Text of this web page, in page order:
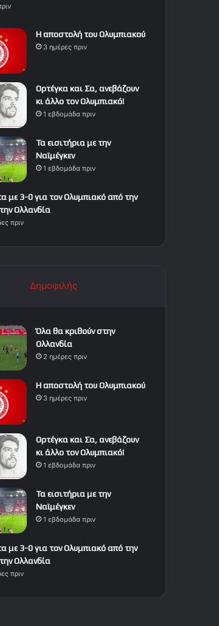
Η αποστολή του Ολυμπιακού
3 ημέρες πριν
Ορτέγκα και Σα, ανεβάζουν
κι άλλο τον Ολυμπιακό!
1 εβδομάδα πριν
Τα εισιτήρια με την
Ναϊμέγκεν
1 εβδομάδα πριν
με 3-0 για τον Ολυμπιακό από την
Ολλανδία
πριν
Δημοφιλής
Όλα θα κριθούν στην
Ολλανδία
2 ημέρες πριν
Η αποστολή του Ολυμπιακού
3 ημέρες πριν
Ορτέγκα και Σα, ανεβάζουν
κι άλλο τον Ολυμπιακό!
1 εβδομάδα πριν
Τα εισιτήρια με την
Ναϊμέγκεν
1 εβδομάδα πριν
με 3-0 για τον Ολυμπιακό από την
Ολλανδία
πριν